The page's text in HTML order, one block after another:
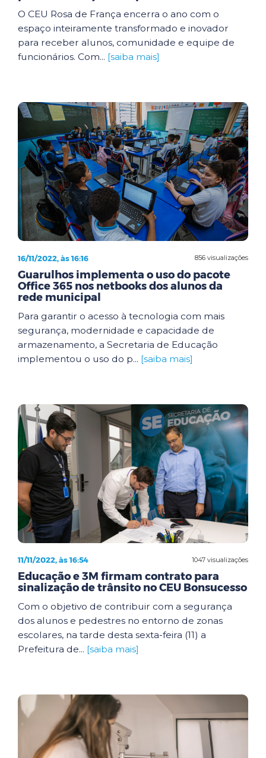
O CEU Rosa de França encerra o ano com o
espaço inteiramente transformado e inovador
para receber alunos, comunidade e equipe de
funcionários. Com... [saiba mais]
856 visualizações
16/11/2022, às 16:16
Guarulhos implementa o uso do pacote
Office 365 nos netbooks dos alunos da
rede municipal
Para garantir o acesso à tecnologia com mais
segurança, modernidade e capacidade de
armazenamento, a Secretaria de Educação
implementou o uso do p... [saiba mais]
1047 visualizações
11/11/2022, às 16:54
Educação e 3M firmam contrato para
sinalização de trânsito no CEU Bonsucesso
Com o objetivo de contribuir com a segurança
dos alunos e pedestres no entorno de zonas
escolares, na tarde desta sexta-feira (11) a
Prefeitura de... [saiba mais]